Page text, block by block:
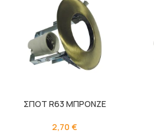
ΣΠΟΤ R63 ΜΠΡΟΝΖΕ
2,70 €